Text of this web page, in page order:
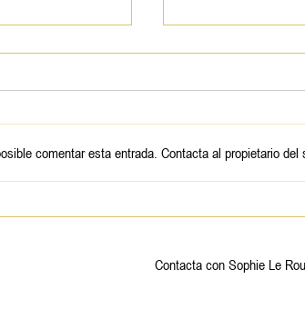
CLAYTON duo
comentar esta entrada. Contacta al propietario
Contacta con Sophie Le